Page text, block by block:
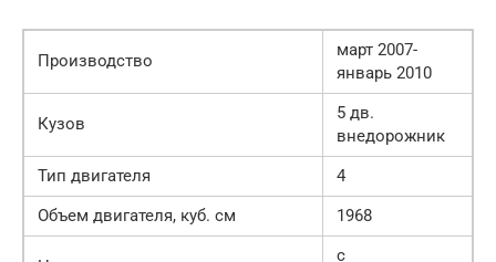
Производство
март 2007-
январь 2010
Кузов
5 дв.
внедорожник
Тип двигателя
4
Объем двигателя, куб. см
1968
c